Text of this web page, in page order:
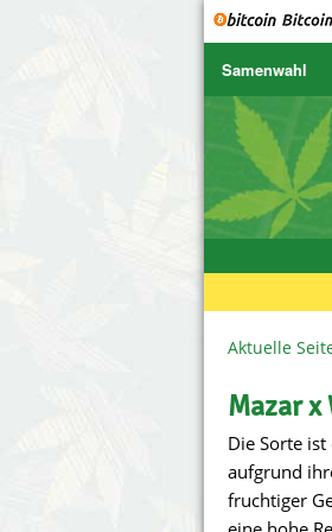
Samenwahl
SENSI SEEDS
SENSI
NIRVANA
SERIOUS
SPLIFF
Ace Seeds
Anaconda
Aktuelle
Mazar
Die Sorte
aufgrund
fruchtiger